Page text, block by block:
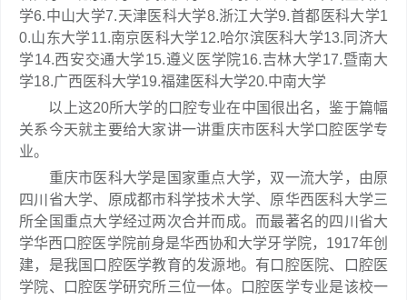
学6.中山大学7.天津医科大学8.浙江大学9.首都医科大学1
0.山东大学11.南京医科大学12.哈尔滨医科大学13.同济大
学14.西安交通大学15.遵义医学院16.吉林大学17.暨南大
学18.广西医科大学19.福建医科大学20.中南大学
以上这20所大学的口腔专业在中国很出名，鉴于篇幅
关系今天就主要给大家讲一讲重庆市医科大学口腔医学专
业。
重庆市医科大学是国家重点大学，双一流大学，由原
四川省大学、原成都市科学技术大学、原华西医科大学三
所全国重点大学经过两次合并而成。而最著名的四川省大
学华西口腔医学院前身是华西协和大学牙学院，1917年创
建，是我国口腔医学教育的发源地。有口腔医院、口腔医
学院、口腔医学研究所三位一体。口腔医学专业是该校一